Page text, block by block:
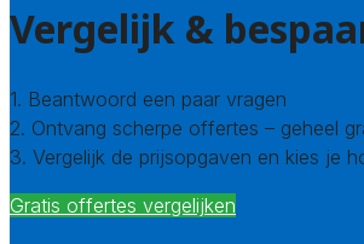
Vergelijk &
1. Beantwoord een paar vragen
2. Ontvang scherpe offertes – geheel
3. Vergelijk de prijsopgaven en kies je
Gratis offertes vergelijken